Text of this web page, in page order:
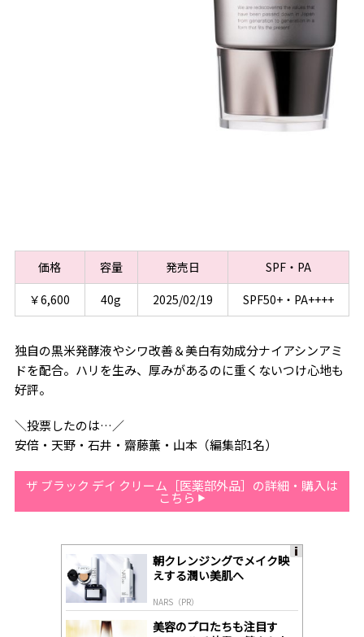
価格 容量 発売日
SPF・PA
￥6,600
40g 2025/02/19 SPF50+・PA++++
独自の黒米発酵液やシワ改善＆美白有効成分ナイアシンアミ
ドを配合。ハリを生み、厚みがあるのに重くないつけ心地も
好評。
＼投票したのは…／
安倍・天野・石井・齋藤薫・山本（編集部1名）
ザ ブラック デイ クリーム［医薬部外品］の詳細・購入は
こちら
朝クレンジングでメイク映
えする潤い美肌へ
NARS（PR）
美容のプロたちも注目す